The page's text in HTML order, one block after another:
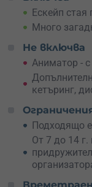
други светове.
разположение
знаят точните
Точно минута
алармата на
бързия начин да
справиш?
В ескейп
превърнете в
спасят света от
Те са нахлули на
създаден от
човечеството и
обезвредиш.
Ескейп стая
Много
Не включва
Аниматор -
кетъринг,
Подходящо
От 7 до 14 г.